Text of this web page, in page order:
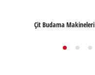
Çit Budama Makineleri